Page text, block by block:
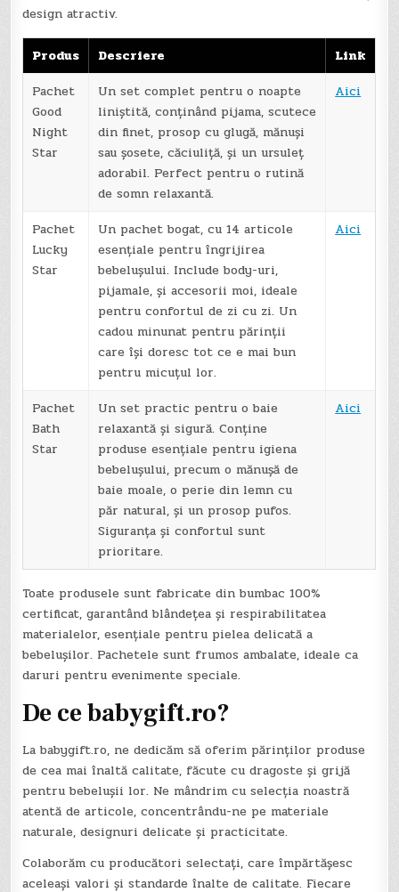
design atractiv.
Produs Descriere
Link
Pachet
Good
Night
Star
Un set complet pentru o noapte
liniștită, conținând pijama, scutece
din finet, prosop cu glugă, mănuși
sau șosete, căciuliță, și un ursuleț
adorabil. Perfect pentru o rutină
de somn relaxantă.
Aici
Pachet
Lucky
Star
Un pachet bogat, cu 14 articole
esențiale pentru îngrijirea
bebelușului. Include body-uri,
pijamale, și accesorii moi, ideale
pentru confortul de zi cu zi. Un
cadou minunat pentru părinții
care își doresc tot ce e mai bun
pentru micuțul lor.
Aici
Pachet
Bath
Star
Un set practic pentru o baie
relaxantă și sigură. Conține
produse esențiale pentru igiena
bebelușului, precum o mănușă de
baie moale, o perie din lemn cu
păr natural, și un prosop pufos.
Siguranța și confortul sunt
prioritare.
Aici
Toate produsele sunt fabricate din bumbac 100%
certificat, garantând blândețea și respirabilitatea
materialelor, esențiale pentru pielea delicată a
bebelușilor. Pachetele sunt frumos ambalate, ideale ca
daruri pentru evenimente speciale.
De ce babygift.ro?
La babygift.ro, ne dedicăm să oferim părinților produse
de cea mai înaltă calitate, făcute cu dragoste și grijă
pentru bebelușii lor. Ne mândrim cu selecția noastră
atentă de articole, concentrându-ne pe materiale
naturale, designuri delicate și practicitate.
Colaborăm cu producători selectați, care împărtășesc
aceleași valori și standarde înalte de calitate. Fiecare